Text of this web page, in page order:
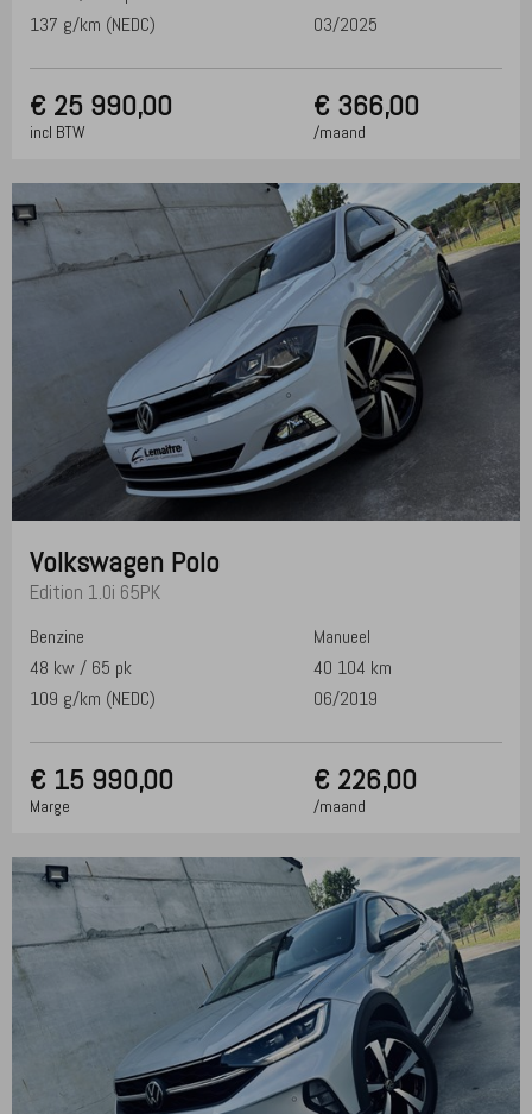
137 g/km (NEDC)
03/2025
€ 25 990,00
incl BTW
€ 366,00
/maand
Volkswagen Polo
Edition 1.0i 65PK
Benzine
Manueel
48 kw / 65 pk
40 104 km
109 g/km (NEDC)
06/2019
€ 15 990,00
Marge
€ 226,00
/maand